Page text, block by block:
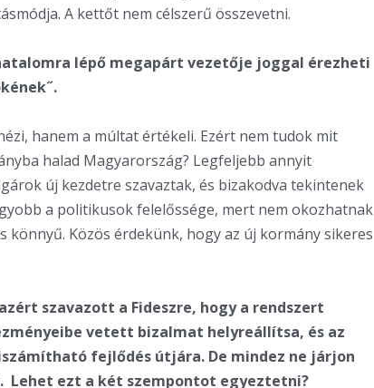
A kettőt nem célszerű összevetni.
lépő megapárt vezetője joggal érezheti
hanem a múltat értékeli. Ezért nem tudok mit
halad Magyarország? Legfeljebb annyit
új kezdetre szavaztak, és bizakodva tekintenek
a politikusok felelőssége, mert nem okozhatnak
könnyű. Közös érdekünk, hogy az új kormány sikeres
szavazott a Fideszre, hogy a rendszert
vetett bizalmat helyreállítsa, és az
fejlődés útjára. De mindez ne járjon
Lehet ezt a két szempontot egyeztetni?